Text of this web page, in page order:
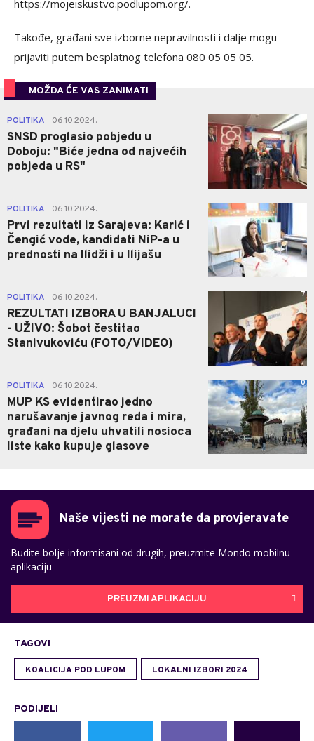
https://mojeiskustvo.podlupom.org/.
Takođe, građani sve izborne nepravilnosti i dalje mogu
prijaviti putem besplatnog telefona 080 05 05 05.
MOŽDA ĆE VAS ZANIMATI
POLITIKA 06.10.2024.
SNSD proglasio pobjedu u
Doboju: "Biće jedna od najvećih
pobjeda u RS"
POLITIKA 06.10.2024.
Prvi rezultati iz Sarajeva: Karić i
Čengić vode, kandidati NiP-a u
prednosti na Ilidži i u Ilijašu
POLITIKA 06.10.2024.
REZULTATI IZBORA U BANJALUCI
- UŽIVO: Šobot čestitao
Stanivukoviću (FOTO/VIDEO)
7
POLITIKA 06.10.2024.
MUP KS evidentirao jedno
narušavanje javnog reda i mira,
građani na djelu uhvatili nosioca
liste kako kupuje glasove
0
Naše vijesti ne morate da provjeravate
Budite bolje informisani od drugih, preuzmite Mondo mobilnu
aplikaciju
PREUZMI APLIKACIJU
TAGOVI
KOALICIJA POD LUPOM LOKALNI IZBORI 2024
PODIJELI